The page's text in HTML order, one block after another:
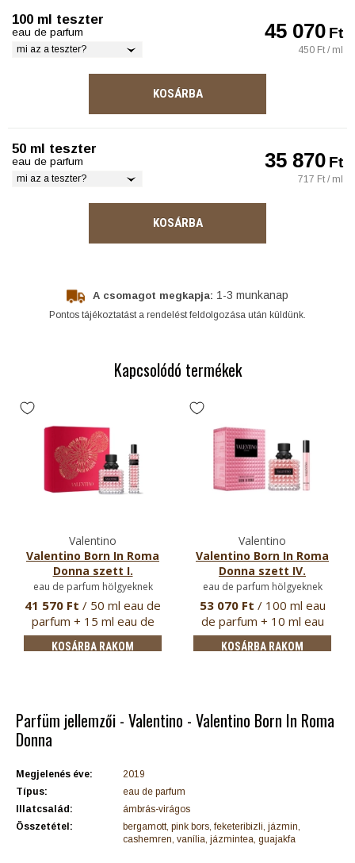
100 ml teszter
eau de parfum
mi az a teszter?
45 070Ft
450 Ft / ml
KOSÁRBA
50 ml teszter
eau de parfum
mi az a teszter?
35 870Ft
717 Ft / ml
KOSÁRBA
A csomagot megkapja: 1-3 munkanap
Pontos tájékoztatást a rendelést feldolgozása után küldünk.
Kapcsolódó termékek
Valentino
Valentino Born In Roma
Donna szett I.
eau de parfum hölgyeknek
41 570 Ft / 50 ml eau de
parfum + 15 ml eau de
parfum
KOSÁRBA RAKOM
Valentino
Valentino Born In Roma
Donna szett IV.
eau de parfum hölgyeknek
53 070 Ft / 100 ml eau
de parfum + 10 ml eau
de pa…
KOSÁRBA RAKOM
Parfüm jellemzői - Valentino - Valentino Born In Roma
Donna
Megjelenés éve:
2019
Típus:
eau de parfum
Illatcsalád:
ámbrás-virágos
Összetétel:
bergamott, pink bors, feketeribizli, jázmin,
cashemren, vanília, jázmintea, guajakfa